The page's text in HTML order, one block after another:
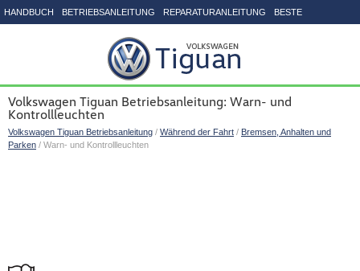
HANDBUCH BETRIEBSANLEITUNG REPARATURANLEITUNG BESTE
Volkswagen Tiguan Betriebsanleitung: Warn- und
Kontrollleuchten
Volkswagen Tiguan Betriebsanleitung / Während der Fahrt / Bremsen, Anhalten und
Parken / Warn- und Kontrollleuchten